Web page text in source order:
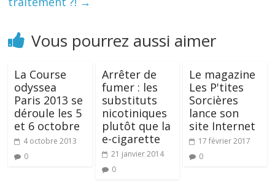
Vous pourrez aussi aimer
La Course
odyssea
Paris 2013 se
déroule les 5
et 6 octobre
4 octobre 2013
0
Arrêter de
fumer : les
substituts
nicotiniques
plutôt que la
e-cigarette
21 janvier 2014
0
Le magazine
Les P'tites
Sorcières
lance son
site Internet
17 février 2017
0